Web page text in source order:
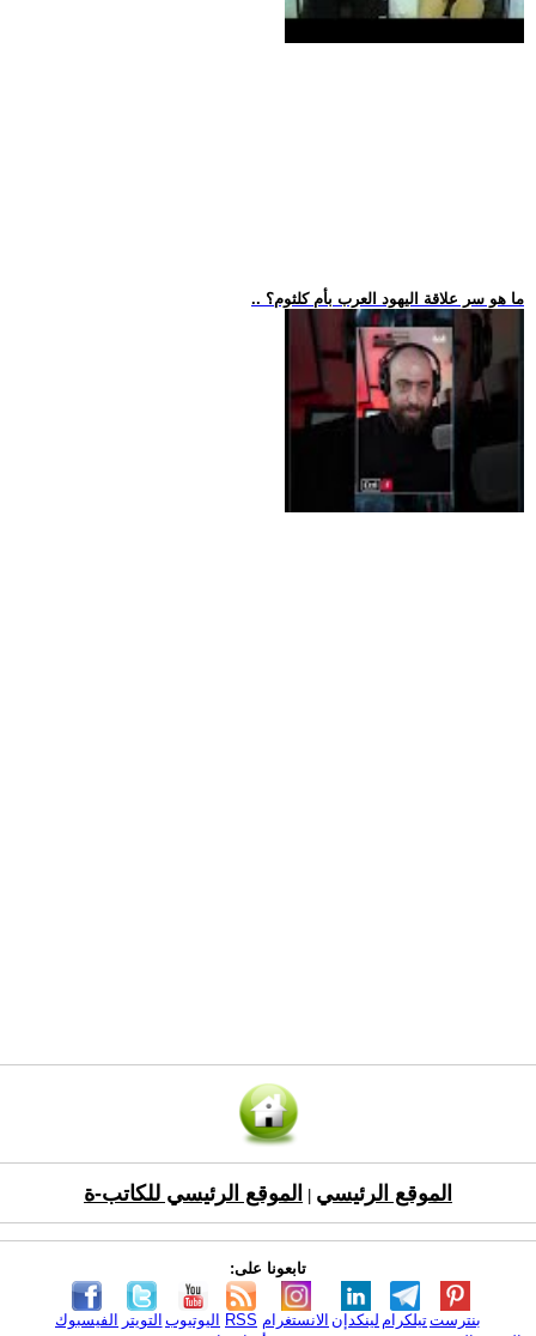
.. ما هو سر علاقة اليهود العرب بأم كلثوم؟
الموقع الرئيسي الموقع الرئيسي للكاتب-ة
تابعونا على:
الفيسبوك التويتر اليوتيوب RSS الانستغرام لينكدإن تيلكرامبنترست